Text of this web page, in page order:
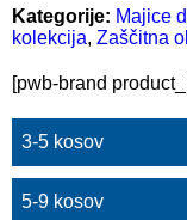
Kategorije: Majice
kolekcija, Zaščitna
[pwb-brand
3-5 kosov
5-9 kosov